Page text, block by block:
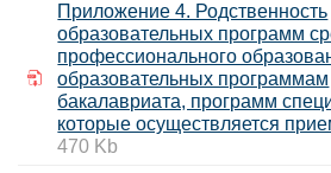
Приложение 4. Родственность
образовательных программ
профессионального
образовательных программам
бакалавриата, программ
которые осуществляется
470 Kb